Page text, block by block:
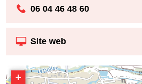
06 04 46 48 60
Site web
+